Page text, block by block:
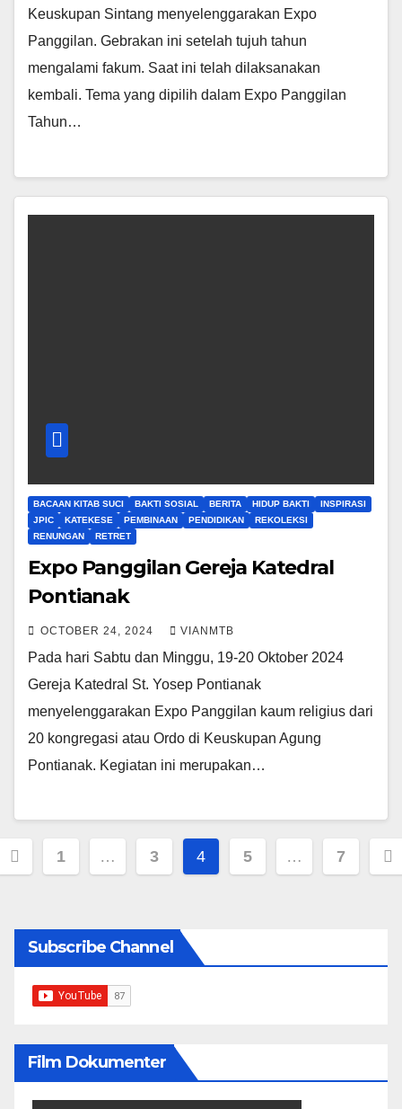
Keuskupan Sintang menyelenggarakan Expo
Panggilan. Gebrakan ini setelah tujuh tahun
mengalami fakum. Saat ini telah dilaksanakan
kembali. Tema yang dipilih dalam Expo Panggilan
Tahun…
BACAAN KITAB SUCI BAKTI SOSIAL BERITA HIDUP BAKTI
INSPIRASI
JPIC
KATEKESE PEMBINAAN PENDIDIKAN
REKOLEKSI
RENUNGAN
RETRET
Expo Panggilan Gereja Katedral
Pontianak
OCTOBER 24, 2024 VIANMTB
Pada hari Sabtu dan Minggu, 19-20 Oktober 2024
Gereja Katedral St. Yosep Pontianak
menyelenggarakan Expo Panggilan kaum religius dari
20 kongregasi atau Ordo di Keuskupan Agung
Pontianak. Kegiatan ini merupakan…
1 … 3 4 5 … 7
Subscribe Channel
Film Dokumenter